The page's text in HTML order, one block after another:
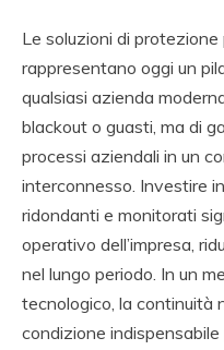
Le soluzioni di
rappresentano oggi un
qualsiasi azienda
blackout o guasti, ma di
processi aziendali in un
interconnesso. Investire
ridondanti e monitorati
operativo dell’impresa,
nel lungo periodo. In un
tecnologico, la continuità
condizione indispensabile